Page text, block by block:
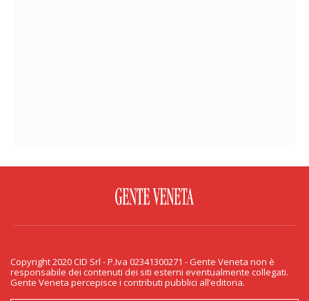
PRIVACY & COOKIE
Copyright 2020 CID Srl - P.Iva 02341300271 - Gente Veneta non è responsabile
dei contenuti dei siti esterni eventualmente collegati. Gente Veneta percepisce
Copyright 2020 CID Srl - P.Iva 02341300271 - Gente Veneta non è
responsabile dei contenuti dei siti esterni eventualmente collegati.
Gente Veneta percepisce i contributi pubblici all’editoria.